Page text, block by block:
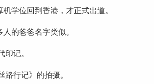
学位回到香港，才正式出道。
的爸爸名字类似。
记。
行记》的拍摄。